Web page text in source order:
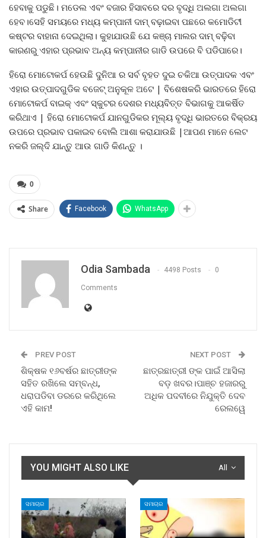
ହେବାକୁ ପଡୁଛି। ମଡେଲ ଏବଂ ବଜାର ହିସାବରେ ଦର ବୃଦ୍ଧି ଅଲଗା ଅଲଗା
ହେବ।ସେହି ସମୟରେ ମଧ୍ୟ କମ୍ପାନୀ ଦାମ୍‌ ବଢ଼ାଇବା ପଛରେ କମୋଡିଟୀ
କଷ୍ଟର ବାହାନା ଦେଇଥିଲା। କୁହାଯାଉଛି ଯେ କଞ୍ଚା ମାଲର ଦାମ୍‌ ବଢ଼ିବା
କାରଣରୁ ଏହାର ପ୍ରଭାବ ଅନ୍ୟ କମ୍ପାନୀର ଗାଡି ଉପରେ ବି ପଡିପାରେ।
ହିରୋ ମୋଟୋକର୍ପ ହେଉଛି ଦୁନିଆ ର ସର୍ବ ବୃହତ ଦୁଇ ଚକିଆ ଉତ୍ପାଦକ ଏବଂ
ଏହାର ଉତ୍ପାଦଗୁଡିକ ବଜେଟ୍ ଅନୁକୂଳ ଅଟେ | ବିଶେଷକରି ଭାରତରେ ହିରୋ
ମୋଟୋକର୍ପ ବାଇକ୍ ଏବଂ ସ୍କୁଟର ଦେଶର ମଧ୍ୟବିତ୍ତ ବିଭାଗକୁ ଆକର୍ଷିତ
କରିଥାଏ | ହିରୋ ମୋଟୋକର୍ପ ଯାନଗୁଡିକର ମୂଲ୍ୟ ବୃଦ୍ଧି ଭାରତରେ ବିକ୍ରୟ
ଉପରେ ପ୍ରଭାବ ପକାଇବ ବୋଲି ଆଶା କରାଯାଉଛି |ଆପଣ ମାନେ ଲେଟ
ନକରି ଜଲ୍ଦି ଯାନ୍ତୁ ଆଉ ଗାଡି କିଣନ୍ତୁ ।
0
Share Facebook WhatsApp
Odia Sambada 4498 Posts 0
Comments
PREV POST
ଶିକ୍ଷକ ୧୬ବର୍ଷର ଛାତ୍ରୀଙ୍କ
ସହିତ ରଖିଲେ ସମ୍ବନ୍ଧ,
ଧରାପଡିବା ଡରରେ କରିଥିଲେ
ଏହି କାମ!
NEXT POST
ଛାତ୍ରଛାତ୍ରୀ ଙ୍କ ପାଇଁ ଆସିଲା
ବଡ଼ ଖବର।ପାଞ୍ଚ ହଜାରରୁ
ଅଧିକ ପଦବୀରେ ନିଯୁକ୍ତି ଦେବ
ରେଲୱେ
All
YOU MIGHT ALSO LIKE
ସମାଚାର ସମାଚାର